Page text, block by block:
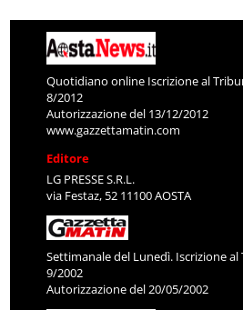
Quotidiano online Iscrizione al
8/2012
Autorizzazione del 13/12/2012
www.gazzettamatin.com
Editore
LG PRESSE S.R.L.
via Festaz, 52 11100 AOSTA
Settimanale del Lunedì. Iscrizione
9/2002
Autorizzazione del 20/05/2002